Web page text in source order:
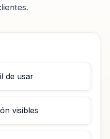
de usar
visibles